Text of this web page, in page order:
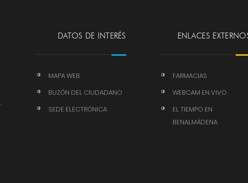
DATOS DE INTERÉS
MAPA WEB
BUZÓN DEL CIUDADANO
SEDE ELECTRÓNICA
ENLACES
FARMACIAS
WEBCAM EN VIVO
EL TIEMPO EN
BENALMÁDENA